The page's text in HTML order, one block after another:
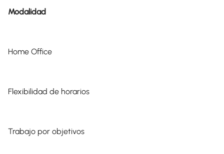
Modalidad
Home Office
Flexibilidad de horarios
Trabajo por objetivos